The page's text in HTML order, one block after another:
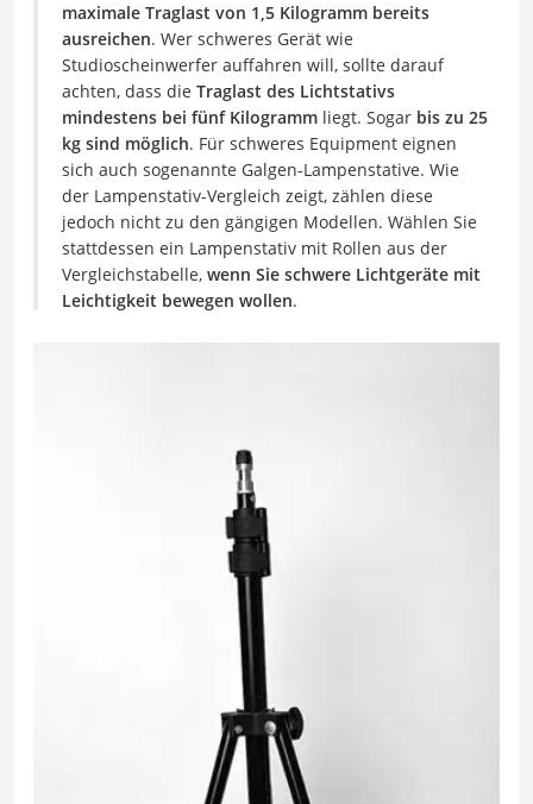
maximale Traglast von 1,5 Kilogramm bereits
ausreichen. Wer schweres Gerät wie
Studioscheinwerfer auffahren will, sollte darauf
achten, dass die Traglast des Lichtstativs
mindestens bei fünf Kilogramm liegt. Sogar bis zu 25
kg sind möglich. Für schweres Equipment eignen
sich auch sogenannte Galgen-Lampenstative. Wie
der Lampenstativ-Vergleich zeigt, zählen diese
jedoch nicht zu den gängigen Modellen. Wählen Sie
stattdessen ein Lampenstativ mit Rollen aus der
Vergleichstabelle, wenn Sie schwere Lichtgeräte mit
Leichtigkeit bewegen wollen.